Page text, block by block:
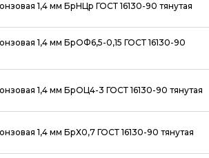
1,4 мм БрНЦр ГОСТ 16130-90 тянутая
1,4 мм БрОФ6,5-0,15 ГОСТ 16130-90
1,4 мм БрОЦ4-3 ГОСТ 16130-90 тянутая
1,4 мм БрХ0,7 ГОСТ 16130-90 тянутая